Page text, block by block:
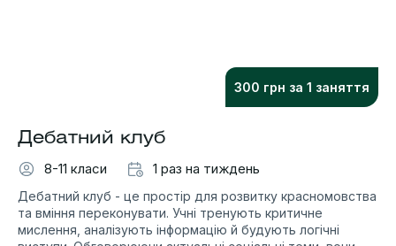
300 грн за 1 заняття
Дебатний клуб
8-11 класи
1 раз на тиждень
Дебатний клуб - це простір для розвитку красномовства
та вміння переконувати. Учні тренують критичне
мислення, аналізують інформацію й будують логічні